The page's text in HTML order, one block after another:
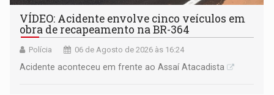
VÍDEO: Acidente envolve cinco veículos em
obra de recapeamento na BR-364
Polícia 06 de Agosto de 2026 às 16:24
Acidente aconteceu em frente ao Assaí Atacadista